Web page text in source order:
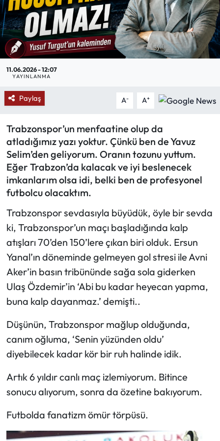
11.06.2026 - 12:07
YAYINLANMA
Paylaş A- A+
Trabzonspor’un menfaatine olup da
atladığımız yazı yoktur. Çünkü ben de Yavuz
Selim’den geliyorum. Oranın tozunu yuttum.
Eğer Trabzon’da kalacak ve iyi beslenecek
imkanlarım olsa idi, belki ben de profesyonel
futbolcu olacaktım.
Trabzonspor sevdasıyla büyüdük, öyle bir sevda
ki, Trabzonspor’un maçı başladığında kalp
atışları 70’den 150’lere çıkan biri olduk. Ersun
Yanal’ın döneminde gelmeyen gol stresi ile Avni
Aker’in basın tribününde sağa sola giderken
Ulaş Özdemir’in ‘Abi bu kadar heyecan yapma,
buna kalp dayanmaz.’ demişti..
Düşünün, Trabzonspor mağlup olduğunda,
canım oğluma, ‘Senin yüzünden oldu’
diyebilecek kadar kör bir ruh halinde idik.
Artık 6 yıldır canlı maç izlemiyorum. Bitince
sonucu alıyorum, sonra da özetine bakıyorum.
Futbolda fanatizm ömür törpüsü.
Mektup Galeri
Röportaj
Manşet
Köşe Yazıları
BIK
ASTROLOJİ
Spor Yazıları
Mektup Galeri
Ekonomi
Sağlık
Turizm